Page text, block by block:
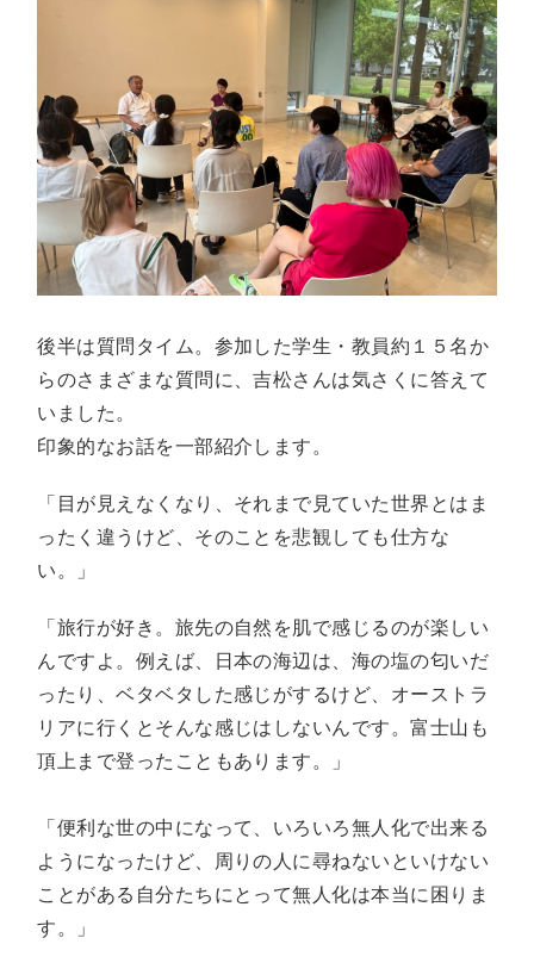
後半は質問タイム。参加した学生・教員約１５名か
らのさまざまな質問に、吉松さんは気さくに答えて
いました。
印象的なお話を一部紹介します。
「目が見えなくなり、それまで見ていた世界とはま
ったく違うけど、そのことを悲観しても仕方な
い。」
「旅行が好き。旅先の自然を肌で感じるのが楽しい
んですよ。例えば、日本の海辺は、海の塩の匂いだ
ったり、ベタベタした感じがするけど、オーストラ
リアに行くとそんな感じはしないんです。富士山も
頂上まで登ったこともあります。」
「便利な世の中になって、いろいろ無人化で出来る
ようになったけど、周りの人に尋ねないといけない
ことがある自分たちにとって無人化は本当に困りま
す。」